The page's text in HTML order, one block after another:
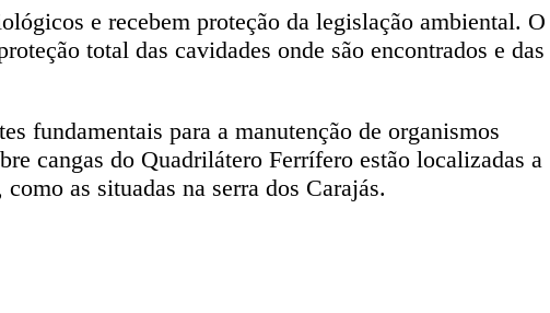
e recebem proteção da legislação ambiental. O
total das cavidades onde são encontrados e das
fundamentais para a manutenção de organismos
cangas do Quadrilátero Ferrífero estão localizadas a
as situadas na serra dos Carajás.